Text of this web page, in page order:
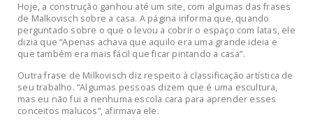
Hoje, a construção ganhou até um site, com algumas das frases
de Malkovisch sobre a casa. A página informa que, quando
perguntado sobre o que o levou a cobrir o espaço com latas, ele
dizia que “Apenas achava que aquilo era uma grande ideia e
que também era mais fácil que ficar pintando a casa”.
Outra frase de Milkovisch diz respeito à classificação artística de
seu trabalho. “Algumas pessoas dizem que é uma escultura,
mas eu não fui a nenhuma escola cara para aprender esses
conceitos malucos”, afirmava ele.